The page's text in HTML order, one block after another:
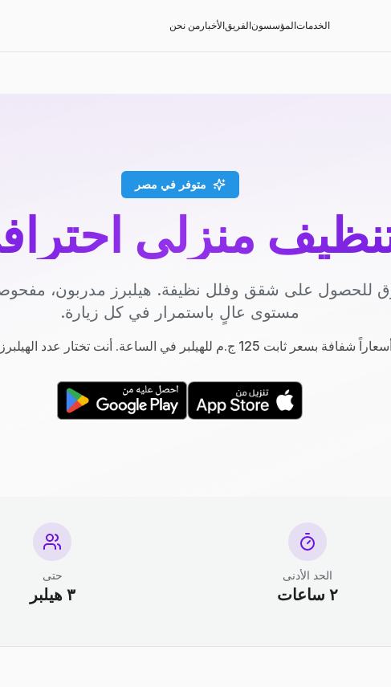
الخدماتالمؤسسونالفريقالأخبار من نحن
متوفر في مصر
منزلي
للحصول على شقق وفلل نظيفة. هيلبرز مدربون،
مستوى عالٍ باستمرار في كل زيارة.
بسعر ثابت 125 ج.م للهيلبر في الساعة. أنت تختار عدد الهيلبرز والساعات.
الحد الأدنى
٢ ساعات
حتى
٣ هيلبر